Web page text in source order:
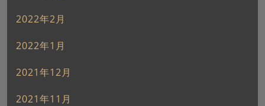
2022年2月
2022年1月
2021年12月
2021年11月